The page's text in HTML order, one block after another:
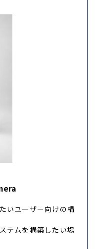
いユーザー向けの構
テムを構築したい場